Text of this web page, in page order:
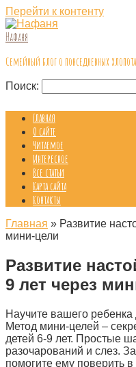
Перейти к контенту
Нафаня
Семейный блог о повседневных
Поиск:
Главная
О сайте
Читаемое
Интересное
Все статьи
Карта сайта
Контакты
Главная » Развитие
мини-цели
Развитие
9 лет через
Научите вашего ребенка
Метод мини-целей –
детей 6-9 лет. Простые
разочарований и слез.
помогите ему поверить в